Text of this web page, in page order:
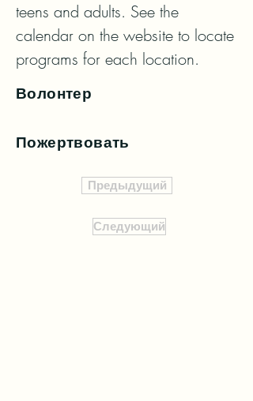
teens and adults. See the
calendar on the website to locate
programs for each location.
Волонтер
Пожертвовать
Предыдущий
Следующий